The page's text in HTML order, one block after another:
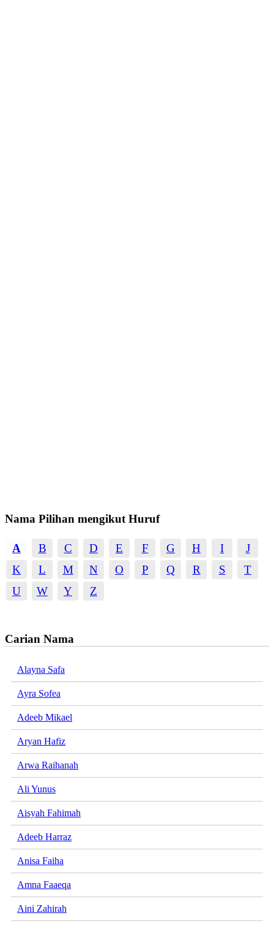
Nama Pilihan mengikut Huruf
A B C D E F G H I
J
K
L M N O P Q R S
T
U
W Y Z
Carian Nama
Alayna Safa
Ayra Sofea
Adeeb Mikael
Aryan Hafiz
Arwa Raihanah
Ali Yunus
Aisyah Fahimah
Adeeb Harraz
Anisa Faiha
Amna Faaeqa
Aini Zahirah